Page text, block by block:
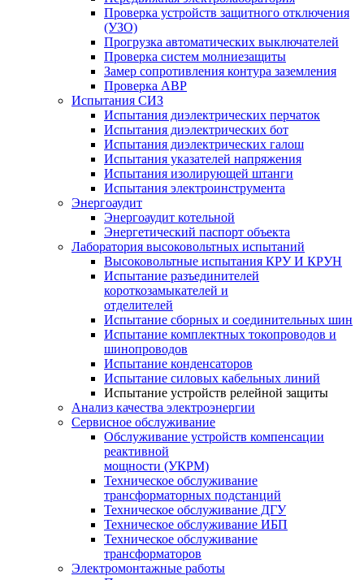
Проверка устройств защитного отключения
(УЗО)
Прогрузка автоматических выключателей
Проверка систем молниезащиты
Замер сопротивления контура заземления
Проверка АВР
Испытания СИЗ
Испытания диэлектрических перчаток
Испытания диэлектрических бот
Испытания диэлектрических галош
Испытания указателей напряжения
Испытания изолирующей штанги
Испытания электроинструмента
Энергоаудит
Энергоаудит котельной
Энергетический паспорт объекта
Лаборатория высоковольтных испытаний
Высоковольтные испытания КРУ И КРУН
Испытание разъединителей
короткозамыкателей и
отделителей
Испытание сборных и соединительных шин
Испытание комплектных токопроводов и
шинопроводов
Испытание конденсаторов
Испытание силовых кабельных линий
Испытание устройств релейной защиты
Анализ качества электроэнергии
Сервисное обслуживание
Обслуживание устройств компенсации
реактивной
мощности (УКРМ)
Техническое обслуживание
трансформаторных подстанций
Техническое обслуживание ДГУ
Техническое обслуживание ИБП
Техническое обслуживание
трансформаторов
Электромонтажные работы